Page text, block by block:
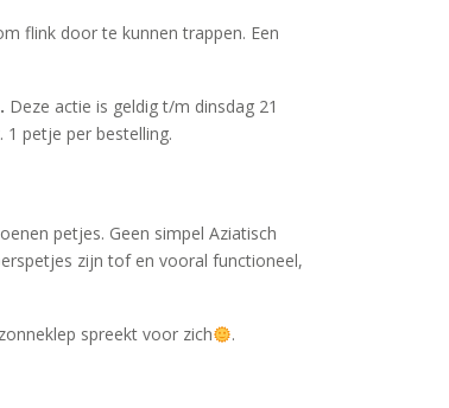
flink door te kunnen trappen. Een
Deze actie is geldig t/m dinsdag 21
petje per bestelling.
petjes. Geen simpel Aziatisch
zijn tof en vooral functioneel,
spreekt voor zich .